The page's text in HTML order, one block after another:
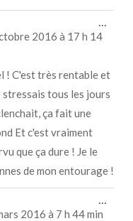
2016 à 17 h 14
! C'est très rentable et
stressais tous les jours
ça fait une
Et c'est vraiment
que ça dure ! Je le
de mon entourage !
...
2016 à 7 h 44 min
...